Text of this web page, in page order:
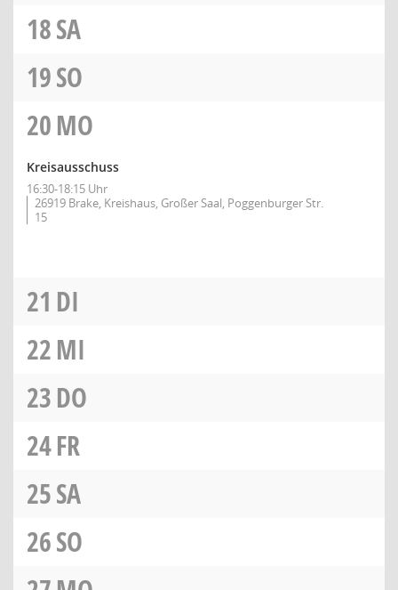
18SA
19SO
20MO
Kreisausschuss
16:30-18:15 Uhr
26919 Brake, Kreishaus, Großer Saal, Poggenburger Str.
15
21 DI
22MI
23DO
24FR
25SA
26SO